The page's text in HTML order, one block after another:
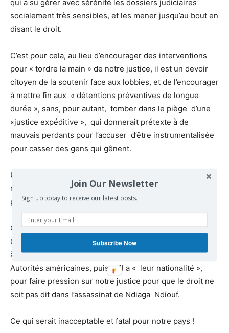
qui a su gérer avec sérénité les dossiers judiciaires
socialement très sensibles, et les mener jusqu’au bout en
disant le droit.
C’est pour cela, au lieu d’encourager des interventions
pour « tordre la main » de notre justice, il est un devoir
citoyen de la soutenir face aux lobbies, et de l’encourager
à mettre fin aux « détentions préventives de longue
durée », sans, pour autant, tomber dans le piège d’une
«justice expéditive », qui donnerait prétexte à de
mauvais perdants pour l’accuser d’être instrumentalisée
pour casser des gens qui gênent.
Un tel soutien à notre justice est d’autant plus
nécessaire, que Barthélémy Diaz est toujours sous
procédure judiciaire pour le meurtre de Ndiaga Diouf.
C’est donc à croire que son appel à l’Eglise pour libérer
Guy Marius Sagna, n’est que le prélude à son appel futur
à cette même Eglise, puisqu’il est « chrétien », et aux
Autorités américaines, puisqu’il a « leur nationalité »,
pour faire pression sur notre justice pour que le droit ne
soit pas dit dans l’assassinat de Ndiaga Ndiouf.
Ce qui serait inacceptable et fatal pour notre pays !
Join Our Newsletter
Sign up today to receive our latest posts.
Subscribe Now